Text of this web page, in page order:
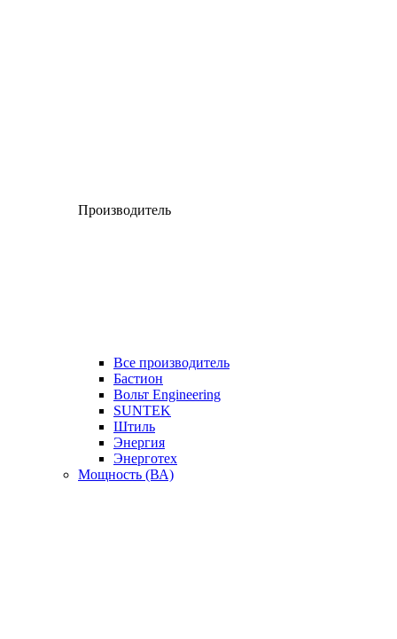
Производитель
Все производитель
Бастион
Вольт Engineering
SUNTEK
Штиль
Энергия
Энерготех
Мощность (ВА)